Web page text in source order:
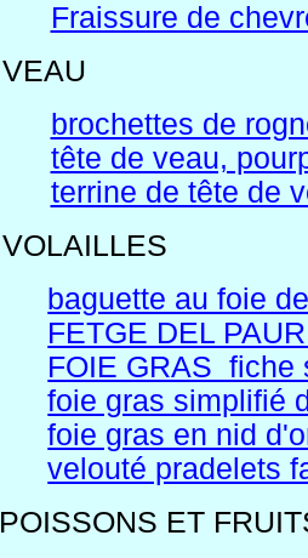
Fraissure de
VEAU
brochettes de
tête de veau,
terrine de tête de
VOLAILLES
baguette au foie
FETGE DEL
FOIE GRAS fiche
foie gras simplifié
foie gras en nid
velouté pradelets
POISSONS ET